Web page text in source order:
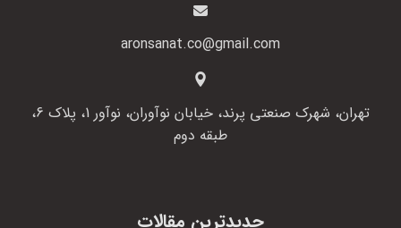
aronsanat.co@gmail.com
تهران، شهرک صنعتی پرند، خیابان نوآوران، نوآور 1، پلاک 6،
طبقه دوم
جدیدترین مقالات